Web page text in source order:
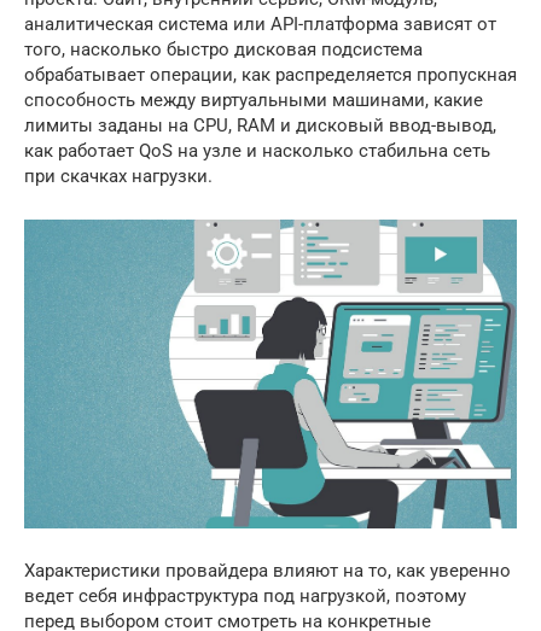
аналитическая система или API-платформа зависят от
того, насколько быстро дисковая подсистема
обрабатывает операции, как распределяется пропускная
способность между виртуальными машинами, какие
лимиты заданы на CPU, RAM и дисковый ввод-вывод,
как работает QoS на узле и насколько стабильна сеть
при скачках нагрузки.
Характеристики провайдера влияют на то, как уверенно
ведет себя инфраструктура под нагрузкой, поэтому
перед выбором стоит смотреть на конкретные